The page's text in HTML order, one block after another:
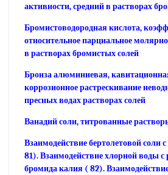
активности, средний в растворах
Бромистоводородная кислота,
относительное парциальное
в растворах бромистых солей
Бронза алюминиевая,
коррозионное растрескивание
пресных водах растворах солей
Ванадий соли, титрованные
Взаимодействие бертолетовой соли
81). Взаимодействие хлорной воды с
бромида калия ( 82).